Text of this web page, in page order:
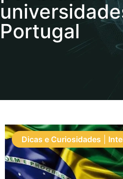
Portugal
Dicas e Curiosidades